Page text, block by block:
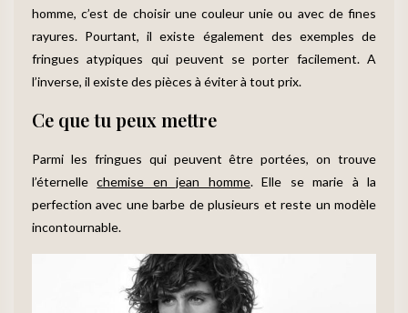
homme, c’est de choisir une couleur unie ou avec de fines
rayures. Pourtant, il existe également des exemples de
fringues atypiques qui peuvent se porter facilement. A
l’inverse, il existe des pièces à éviter à tout prix.
Ce que tu peux mettre
Parmi les fringues qui peuvent être portées, on trouve
l’éternellechemise en jean homme. Elle se marie à la
perfection avec une barbe de plusieurs et reste un modèle
incontournable.